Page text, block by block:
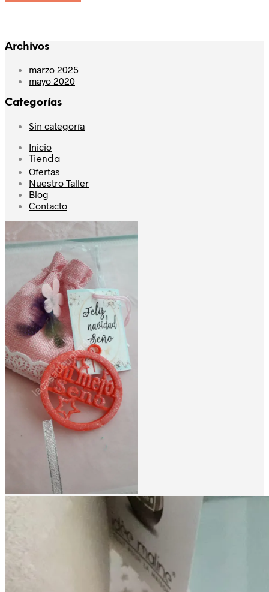
Archivos
marzo 2025
mayo 2020
Categorías
Sin categoría
Inicio
Tienda
Ofertas
Nuestro Taller
Blog
Contacto